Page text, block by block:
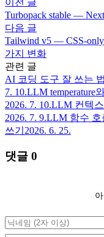
Turbopack stable —
다음 글
Tailwind v5 — CSS-only
가지 변화
관련 글
AI 코딩 도구 잘 쓰는
7. 10.LLM temperature
2026. 7. 10.LLM 컨텍
2026. 7. 9.LLM 함수 호
쓰기 2026. 6. 25.
댓글 0